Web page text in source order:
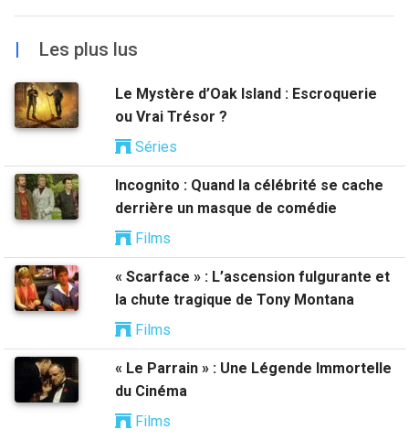
Les plus lus
Le Mystère d’Oak Island : Escroquerie
ou Vrai Trésor ?
Séries
Incognito : Quand la célébrité se cache
derrière un masque de comédie
Films
« Scarface » : L’ascension fulgurante et
la chute tragique de Tony Montana
Films
« Le Parrain » : Une Légende Immortelle
du Cinéma
Films